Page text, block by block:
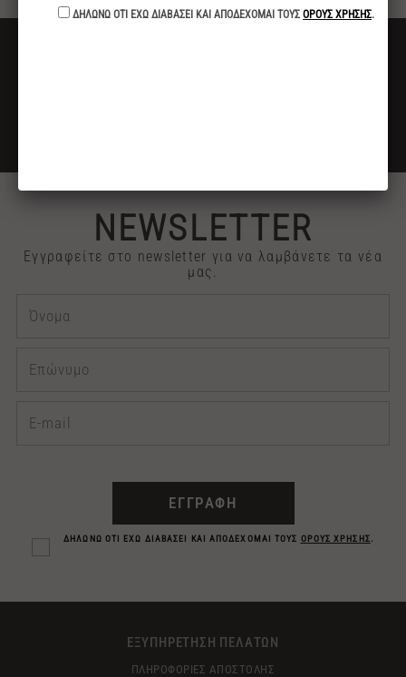
NEWSLETTER
Εγγραφείτε στο newsletter για να λαμβάνετε τα νέα
μας.
ΕΓΓΡΑΦΗ
ΔΗΛΩΝΩ ΟΤΙ ΕΧΩ ΔΙΑΒΑΣΕΙ ΚΑΙ ΑΠΟΔΕΧΟΜΑΙ ΤΟΥΣ ΟΡΟΥΣ ΧΡΗΣΗΣ.
ΕΞΥΠΗΡΕΤΗΣΗ ΠΕΛΑΤΩΝ
ΠΛΗΡΟΦΟΡΙΕΣ ΑΠΟΣΤΟΛΗΣ